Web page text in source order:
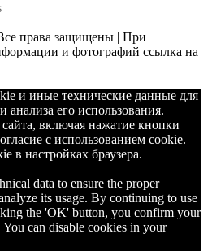
права защищены | При
и фотографий ссылка на
и иные технические данные для
анализа его использования.
включая нажатие кнопки
с использованием cookie.
в настройках браузера.
data to ensure the proper
its usage. By continuing to use
the 'OK' button, you confirm your
can disable cookies in your